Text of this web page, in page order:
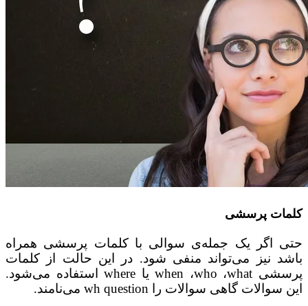
کلمات پرسشی
حتی اگر یک جمله‌ی سوالی با کلمات پرسشی همراه
باشد نیز می‌تواند منفی شود. در این حالت از کلمات
پرسشی what، who، whenیا whereاستفاده می‌شود.
این سوالات گاهی سوالات را wh question می‌نامند.